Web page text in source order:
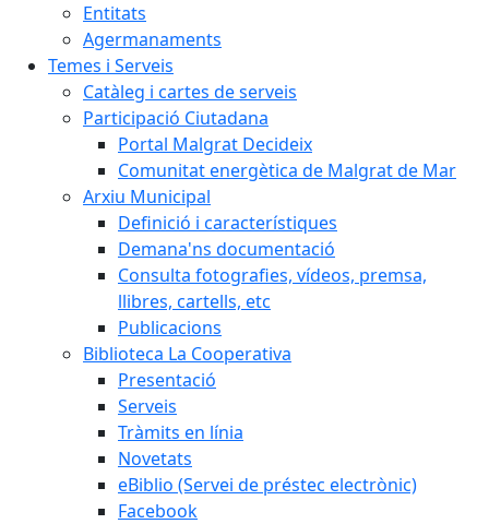
Entitats
Agermanaments
Temes i Serveis
Catàleg i cartes de serveis
Participació Ciutadana
Portal Malgrat Decideix
Comunitat energètica de Malgrat de Mar
Arxiu Municipal
Definició i característiques
Demana'ns documentació
Consulta fotografies, vídeos, premsa,
llibres, cartells, etc
Publicacions
Biblioteca La Cooperativa
Presentació
Serveis
Tràmits en línia
Novetats
eBiblio (Servei de préstec electrònic)
Facebook